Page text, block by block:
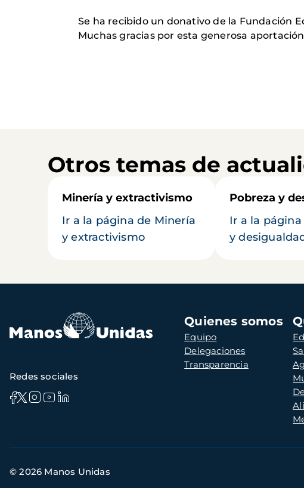
Se ha recibido un donativo de la Fundación
Muchas gracias por esta generosa
Otros temas de
Minería y extractivismo
Ir a la página de Minería
y extractivismo
Pobreza y
Ir a la
y
Navegación
principal
Quienes somos
Equipo
Delegaciones
Transparencia
Redes sociales
de
© 2026 Manos Unidas